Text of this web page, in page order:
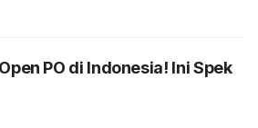
PO di Indonesia! Ini Spek